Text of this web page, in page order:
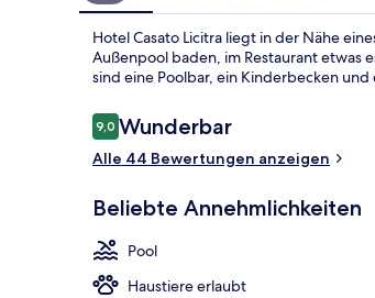
Hotel Casato Licitra liegt in der Nähe
Außenpool baden, im Restaurant etwas
sind eine Poolbar, ein Kinderbecken und
Bewertungen
9,09,0 von 10.
Wunderbar
Alle 44 Bewertungen anzeigen
Beliebte Annehmlichkeiten
Pool
Haustiere erlaubt